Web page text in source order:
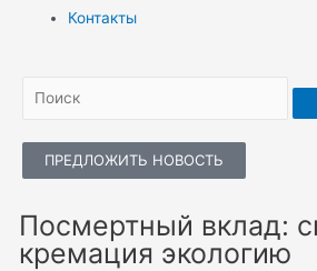
Контакты
ПРЕДЛОЖИТЬ НОВОСТЬ
Посмертный вклад:
кремация экологию